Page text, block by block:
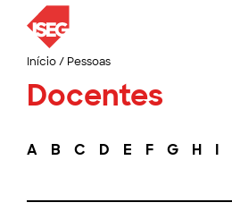
Início/ Pessoas
Docentes
A B C D E F G H I